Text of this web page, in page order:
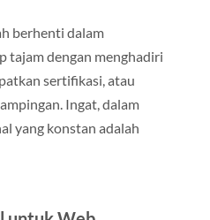
berhenti dalam
tajam dengan menghadiri
sertifikasi, atau
Ingat, dalam
yang konstan adalah